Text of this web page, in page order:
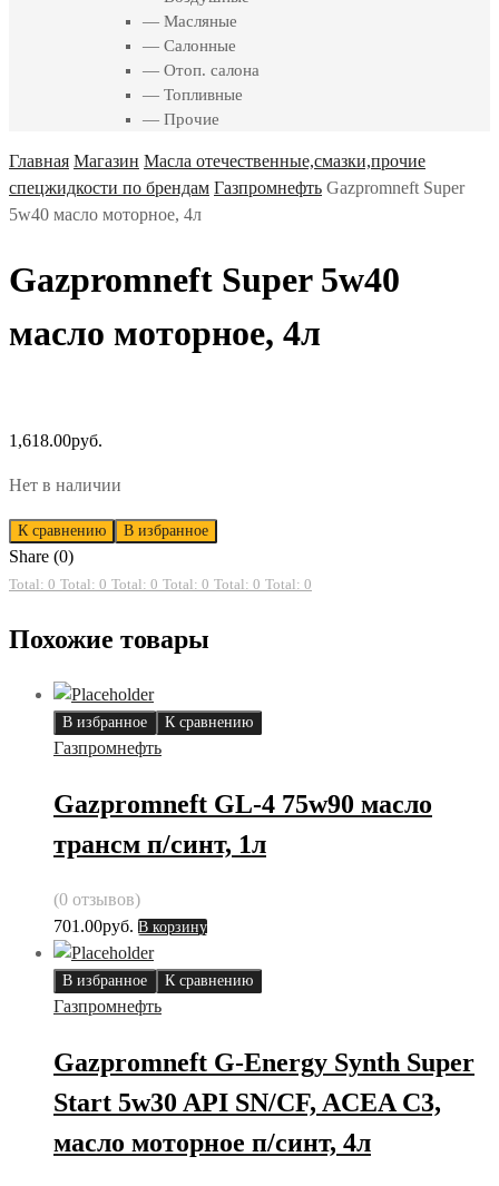
— Масляные
— Салонные
— Отоп. салона
— Топливные
— Прочие
Главная Магазин Масла отечественные,смазки,прочие
спецжидкости по брендам Газпромнефть Gazpromneft Super
5w40 масло моторное, 4л
Gazpromneft Super 5w40
масло моторное, 4л
1,618.00руб.
Нет в наличии
К сравнению В избранное
Share (0)
Total: 0 Total: 0 Total: 0 Total: 0 Total: 0 Total: 0
Похожие товары
В избранное К сравнению
Газпромнефть
Gazpromneft GL-4 75w90 масло
трансм п/синт, 1л
(0 отзывов)
701.00руб. В корзину
В избранное К сравнению
Газпромнефть
Gazpromneft G-Energy Synth Super
Start 5w30 API SN/CF, ACEA C3,
масло моторное п/синт, 4л